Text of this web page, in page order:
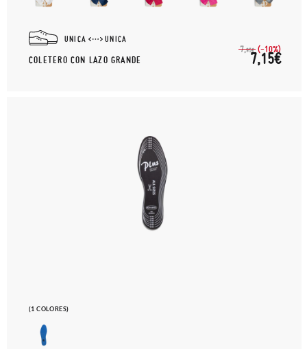
UNICA UNICA
COLETERO CON LAZO GRANDE
7,95€ (-10%)
7,15€
(1 COLORES)